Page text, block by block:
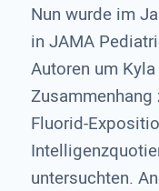
Nun wurde im
in JAMA
Autoren um
Fluorid-
untersuchten.